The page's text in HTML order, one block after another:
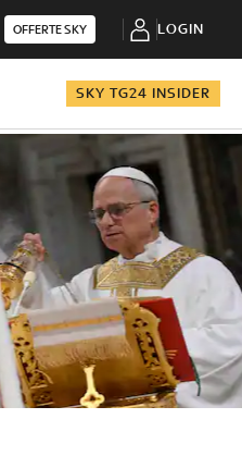
OFFERTE SKY LOGIN
SKY TG24 INSIDER